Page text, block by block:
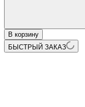
В корзину
БЫСТРЫЙ ЗАКАЗ